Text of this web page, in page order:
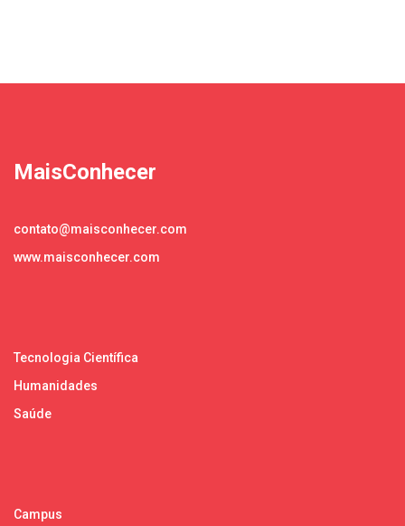
MaisConhecer
contato@maisconhecer.com
www.maisconhecer.com
Tecnologia Científica
Humanidades
Saúde
Campus